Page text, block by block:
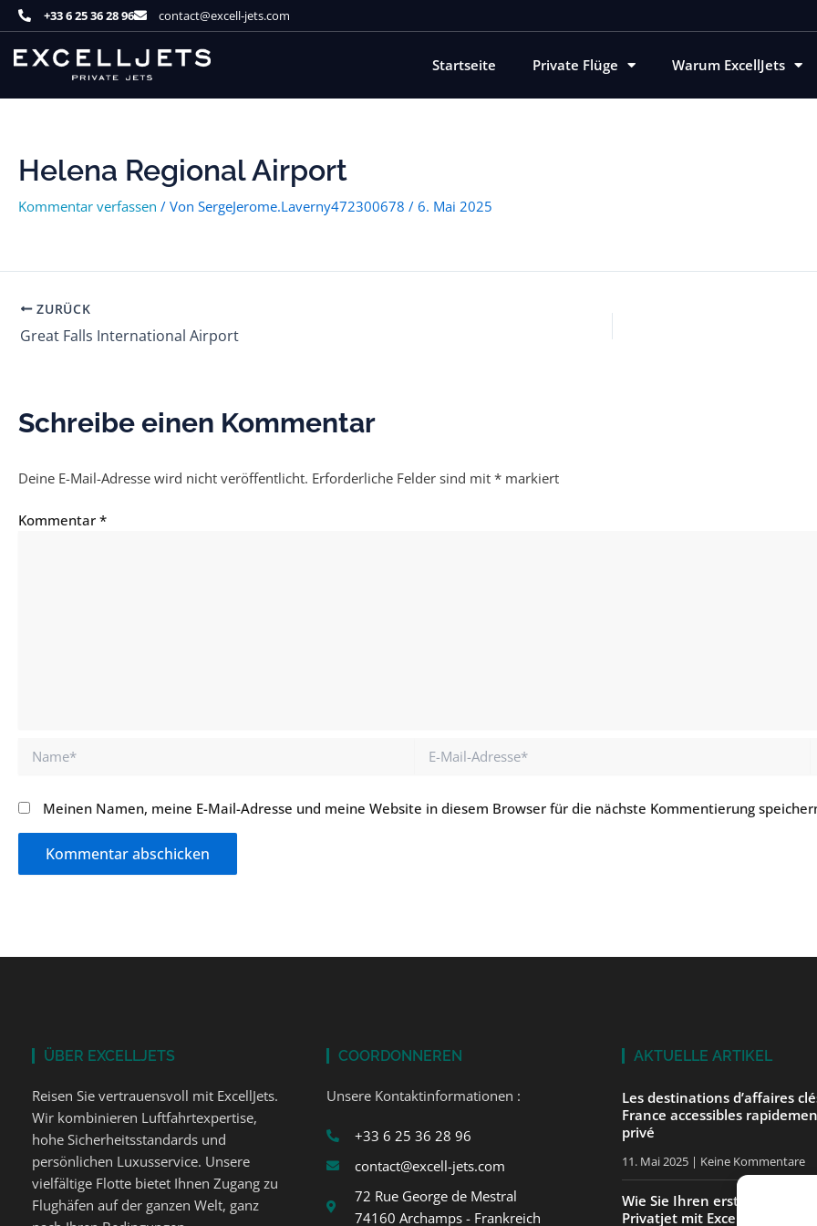
Zum
Inhalt
springen
+33 6 25 36 28 96 contact@excell-jets.com
Startseite Private Flüge Warum ExcellJets
Helena Regional Airport
Kommentar verfassen / Von SergeJerome.Laverny472300678 / 6. Mai 2025
ZURÜCK
Great Falls International Airport
Schreibe einen Kommentar
Deine E-Mail-Adresse wird nicht veröffentlicht. Erforderliche Felder sind mit * markiert
Kommentar *
Name*
Meinen Namen, meine E-Mail-Adresse und meine Website in diesem Browser für die nächste Kommentierung
ÜBER EXCELLJETS
Reisen Sie vertrauensvoll mit ExcellJets.
Wir kombinieren Luftfahrtexpertise,
hohe Sicherheitsstandards und
persönlichen Luxusservice. Unsere
vielfältige Flotte bietet Ihnen Zugang zu
Flughäfen auf der ganzen Welt, ganz
COORDONNEREN
Unsere Kontaktinformationen :
+33 6 25 36 28 96
contact@excell-jets.com
72 Rue George de Mestral
74160 Archamps - Frankreich
AKTUELLE ARTIKEL
Les destinations d’affaires
France accessibles
privé
11. Mai 2025 Keine Kommentare
Wie Sie Ihren ersten Flug in
Privatjet mit ExcellJets gut